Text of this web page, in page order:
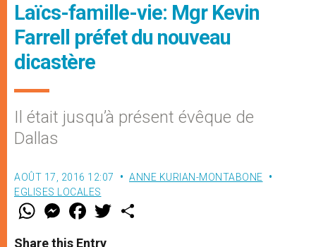
Laïcs-famille-vie: Mgr Kevin
Farrell préfet du nouveau
dicastère
Il était jusqu’à présent évêque de
Dallas
AOÛT 17, 2016 12:07
ANNE KURIAN-MONTABONE
EGLISES LOCALES
W
t
M
e
s
F
a
e
w
Share this Entry